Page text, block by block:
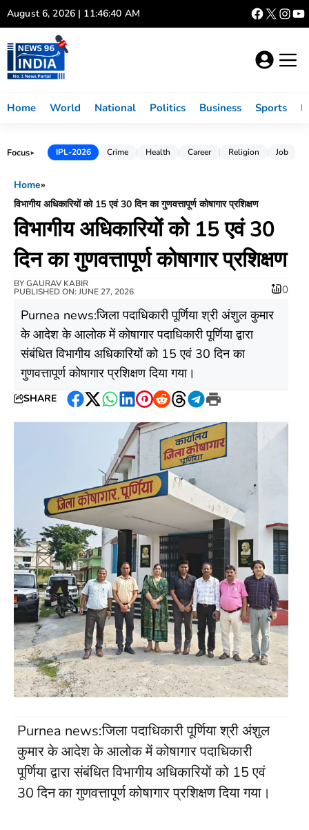
Skip
to
content
August 6, 2026 | 11:46:41 AM
Home World National Politics Business Sports
Focus► IPL-2026 Crime Health Career Religion Job
Home»
विभागीय अधिकारियों को 15 एवं 30 दिन का गुणवत्तापूर्ण कोषागार प्रशिक्षण
विभागीय अधिकारियों को 15 एवं 30
दिन का गुणवत्तापूर्ण कोषागार प्रशिक्षण
BYGAURAV KABIR
PUBLISHED ON: JUNE 27, 2026 0
Purnea news:जिला पदाधिकारी पूर्णिया श्री अंशुल कुमार
के आदेश के आलोक में कोषागार पदाधिकारी पूर्णिया द्वारा
संबंधित विभागीय अधिकारियों को 15 एवं 30 दिन का
गुणवत्तापूर्ण कोषागार प्रशिक्षण दिया गया।
SHARE
Facebook
Twitter
WhatsApp
LinkedIn
Pinterest
RedditThreads
Telegram
Print
Purnea news:जिला पदाधिकारी पूर्णिया श्री अंशुल
कुमार के आदेश के आलोक में कोषागार पदाधिकारी
पूर्णिया द्वारा संबंधित विभागीय अधिकारियों को 15 एवं
30 दिन का गुणवत्तापूर्ण कोषागार प्रशिक्षण दिया गया।